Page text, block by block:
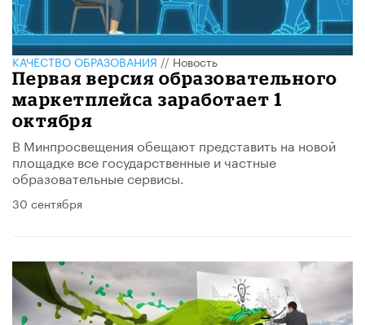
КАЧЕСТВО ОБРАЗОВАНИЯ//Новость
Первая версия образовательного
маркетплейса заработает 1
октября
В Минпросвещения обещают представить на новой
площадке все государственные и частные
образовательные сервисы.
30 сентября